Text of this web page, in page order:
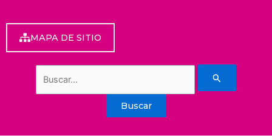
MAPA DE SITIO
Buscar
por: